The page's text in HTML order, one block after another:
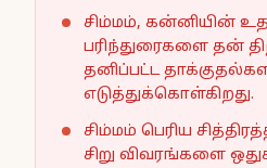
சிம்மம், கன்னியின்
பரிந்துரைகளை தன்
தனிப்பட்ட
எடுத்துக்கொள்கிறது.
சிம்மம் பெரிய
சிறு விவரங்களை